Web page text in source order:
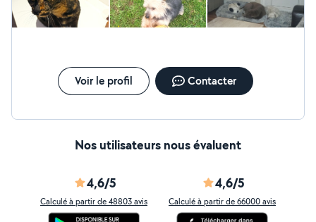
Voir le profil Contacter
Nos utilisateurs nous évaluent
4,6/5
Calculé à partir de 48803 avis
4,6/5
Calculé à partir de 66000 avis